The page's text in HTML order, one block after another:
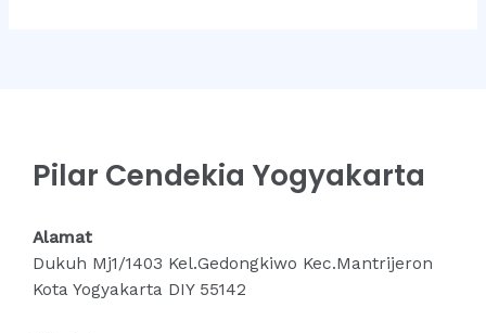
Pilar Cendekia Yogyakarta
Alamat
Dukuh Mj1/1403 Kel.Gedongkiwo Kec.Mantrijeron
Kota Yogyakarta DIY 55142